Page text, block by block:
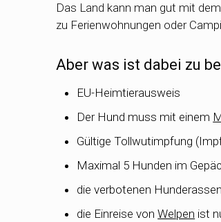
Das Land kann man gut mit
zu Ferienwohnungen oder
Aber was ist dabei zu
EU-Heimtierausweis
Der Hund muss mit einem
Gültige Tollwutimpfung
Maximal 5 Hunden im
die verbotenen
die Einreise vonWelpen ist